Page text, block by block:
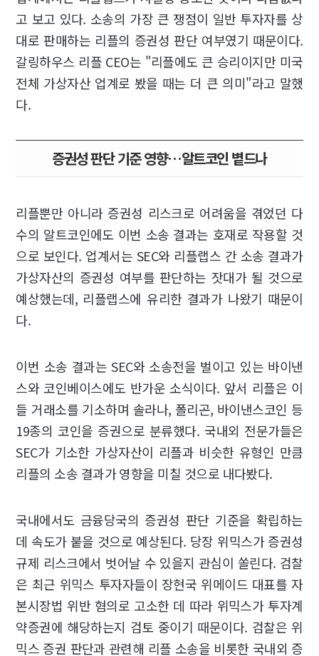
고 보고 있다. 소송의 가장 큰 쟁점이 일반 투자자를 상
대로 판매하는 리플의 증권성 판단 여부였기 때문이다.
갈링하우스 리플 CEO는 "리플에도 큰 승리이지만 미국
전체 가상자산 업계로 봤을 때는 더 큰 의미"라고 말했
다.
증권성 판단 기준 영향…알트코인 볕드나
리플뿐만 아니라 증권성 리스크로 어려움을 겪었던 다
수의 알트코인에도 이번 소송 결과는 호재로 작용할 것
으로 보인다. 업계서는 SEC와 리플랩스 간 소송 결과가
가상자산의 증권성 여부를 판단하는 잣대가 될 것으로
예상했는데, 리플랩스에 유리한 결과가 나왔기 때문이
다.
이번 소송 결과는 SEC와 소송전을 벌이고 있는 바이낸
스와 코인베이스에도 반가운 소식이다. 앞서 리플은 이
들 거래소를 기소하며 솔라나, 폴리곤, 바이낸스코인 등
19종의 코인을 증권으로 분류했다. 국내외 전문가들은
SEC가 기소한 가상자산이 리플과 비슷한 유형인 만큼
리플의 소송 결과가 영향을 미칠 것으로 내다봤다.
국내에서도 금융당국의 증권성 판단 기준을 확립하는
데 속도가 붙을 것으로 예상된다. 당장 위믹스가 증권성
규제 리스크에서 벗어날 수 있을지 관심이 쏠린다. 검찰
은 최근 위믹스 투자자들이 장현국 위메이드 대표를 자
본시장법 위반 혐의로 고소한 데 따라 위믹스가 투자계
약증권에 해당하는지 검토 중이기 때문이다. 검찰은 위
믹스 증권 판단과 관련해 리플 소송을 비롯한 국내외 증